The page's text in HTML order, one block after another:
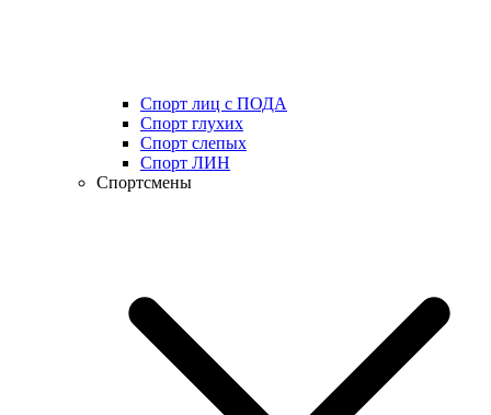
Спорт лиц с ПОДА
Спорт глухих
Спорт слепых
Спорт ЛИН
Спортсмены